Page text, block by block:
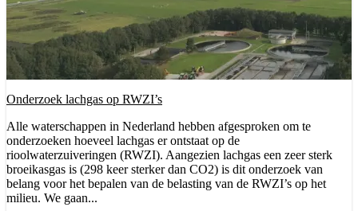
Onderzoek lachgas op RWZI’s
Alle waterschappen in Nederland hebben afgesproken om te
onderzoeken hoeveel lachgas er ontstaat op de
rioolwaterzuiveringen (RWZI). Aangezien lachgas een zeer sterk
broeikasgas is (298 keer sterker dan CO2) is dit onderzoek van
belang voor het bepalen van de belasting van de RWZI’s op het
milieu. We gaan...